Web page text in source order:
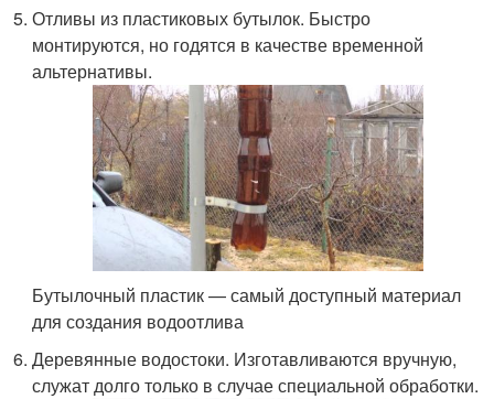
Отливы из пластиковых бутылок. Быстро
монтируются, но годятся в качестве временной
альтернативы.
Бутылочный пластик — самый доступный материал
для создания водоотлива
Деревянные водостоки. Изготавливаются вручную,
служат долго только в случае специальной обработки.